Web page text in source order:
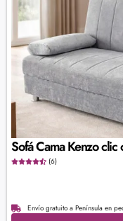
Sofá Cama Kenzo clic
(6)
Envío gratuito a Península en